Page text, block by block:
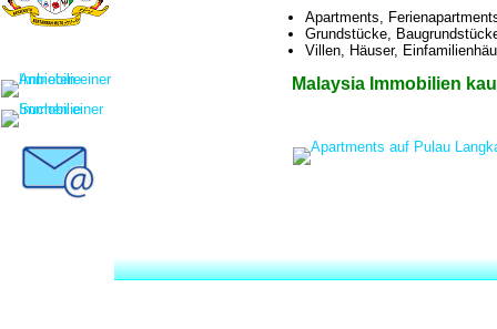
Apartments,
Grundstücke,
Villen, Häuser,
Malaysia Immobilien